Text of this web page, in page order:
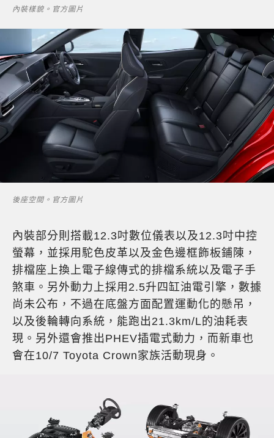
內裝樣貌。官方圖片
後座空間。官方圖片
內裝部分則搭載12.3吋數位儀表以及12.3吋中控
螢幕，並採用駝色皮革以及金色邊框飾板鋪陳，
排檔座上換上電子線傳式的排檔系統以及電子手
煞車。另外動力上採用2.5升四缸油電引擎，數據
尚未公布，不過在底盤方面配置運動化的懸吊，
以及後輪轉向系統，能跑出21.3km/L的油耗表
現。另外還會推出PHEV插電式動力，而新車也
會在10/7 Toyota Crown家族活動現身。